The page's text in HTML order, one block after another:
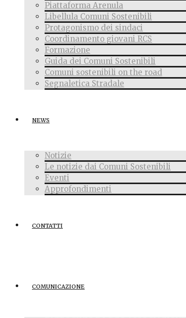
Piattaforma Arenula
Libellula Comuni Sostenibili
Protagonismo dei sindaci
Coordinamento giovani RCS
Formazione
Guida dei Comuni Sostenibili
Comuni sostenibili on the road
Segnaletica Stradale
NEWS
Notizie
Le notizie dai Comuni Sostenibili
Eventi
Approfondimenti
CONTATTI
COMUNICAZIONE